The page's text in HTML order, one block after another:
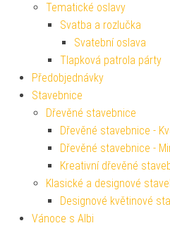
Tematické oslavy
Svatba a rozlučka
Svatební oslava
Tlapková patrola párty
Předobjednávky
Stavebnice
Dřevěné stavebnice
Dřevěné stavebnice -
Dřevěné stavebnice -
Kreativní dřevěné
Klasické a designové
Designové květinové
Vánoce s Albi